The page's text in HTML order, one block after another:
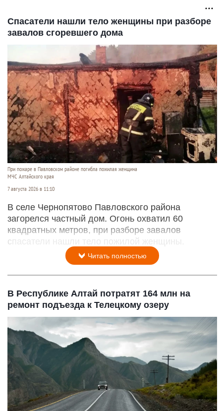
Спасатели нашли тело женщины при разборе
завалов сгоревшего дома
При пожаре в Павловском районе погибла пожилая женщина
МЧС Алтайского края
7 августа 2026 в 11:10
В селе Чернопятово Павловского района
загорелся частный дом. Огонь охватил 60
квадратных метров, при разборе завалов
спасатели нашли тело пожилой женщины.
Читать полностью
В Республике Алтай потратят 164 млн на
ремонт подъезда к Телецкому озеру